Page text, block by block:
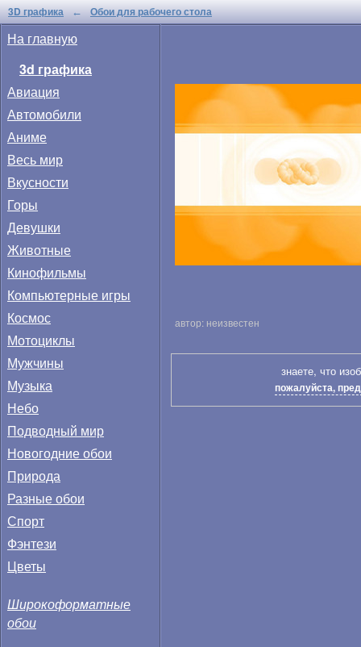
3D графика ← Обои для рабочего стола
На главную
3d графика
Авиация
Автомобили
Аниме
Весь мир
Вкусности
Горы
Девушки
Животные
Кинофильмы
Компьютерные игры
Космос
Мотоциклы
Мужчины
Музыка
Небо
Подводный мир
Новогодние обои
Природа
Разные обои
Спорт
Фэнтези
Цветы
Широкоформатные
обои
автор: неизвестен
знаете, что
пожалуйста,